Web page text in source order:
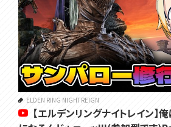
ELDEN RING NIGHTREIGN
【エルデンリングナイトレイン